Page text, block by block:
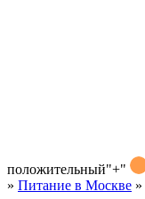
положительный"+"
» Питание в Москве »